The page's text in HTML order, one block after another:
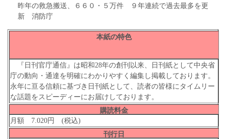
昨年の救急搬送、６６０・５万件 ９年連続で過去最多を更
新 消防庁
本紙の特色
『日刊官庁通信』は昭和28年の創刊以来、日刊紙として中央省
庁の動向・通達を明確にわかりやすく編集し掲載しております。
永年に亘る信頼に基づき日刊紙として、読者の皆様にタイムリー
な話題をスピーディーにお届けしております。
購読料金
月額 7.020円 (税込)
刊行日